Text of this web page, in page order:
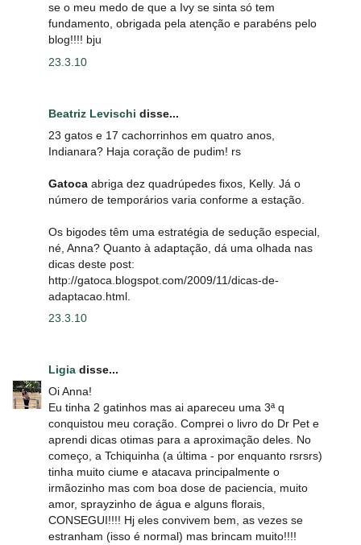
se o meu medo de que a Ivy se sinta só tem
fundamento, obrigada pela atenção e parabéns pelo
blog!!!! bju
23.3.10
Beatriz Levischi disse...
23 gatos e 17 cachorrinhos em quatro anos,
Indianara? Haja coração de pudim! rs
Gatoca abriga dez quadrúpedes fixos, Kelly. Já o
número de temporários varia conforme a estação.
Os bigodes têm uma estratégia de sedução especial,
né, Anna? Quanto à adaptação, dá uma olhada nas
dicas deste post:
http://gatoca.blogspot.com/2009/11/dicas-de-
adaptacao.html.
23.3.10
Ligia disse...
Oi Anna!
Eu tinha 2 gatinhos mas ai apareceu uma 3ª q
conquistou meu coração. Comprei o livro do Dr Pet e
aprendi dicas otimas para a aproximação deles. No
começo, a Tchiquinha (a última - por enquanto rsrsrs)
tinha muito ciume e atacava principalmente o
irmãozinho mas com boa dose de paciencia, muito
amor, sprayzinho de água e alguns florais,
CONSEGUI!!!! Hj eles convivem bem, as vezes se
estranham (isso é normal) mas brincam muito!!!!